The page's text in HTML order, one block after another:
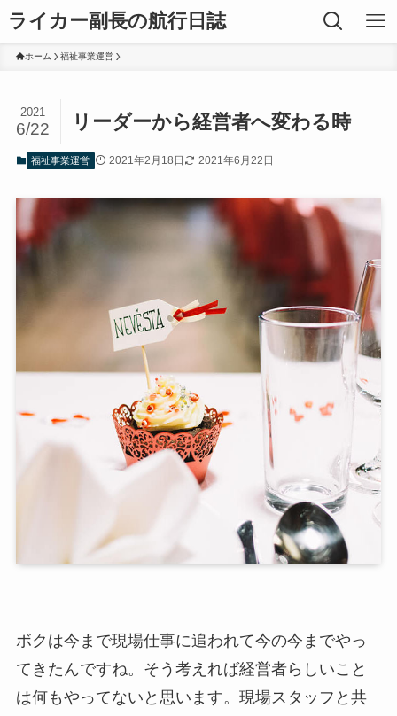
ライカー副長の航行日誌
ホーム 福祉事業運営
リーダーから経営者へ変わる時
2021
6/22
福祉事業運営 2021年2月18日 2021年6月22日
ボクは今まで現場仕事に追われて今の今までやっ
てきたんですね。そう考えれば経営者らしいこと
は何もやってないと思います。現場スタッフと共